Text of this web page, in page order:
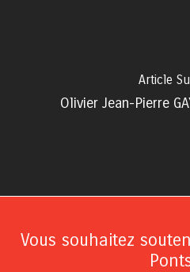
Article
Olivier Jean-Pierre
Vous souhaitez